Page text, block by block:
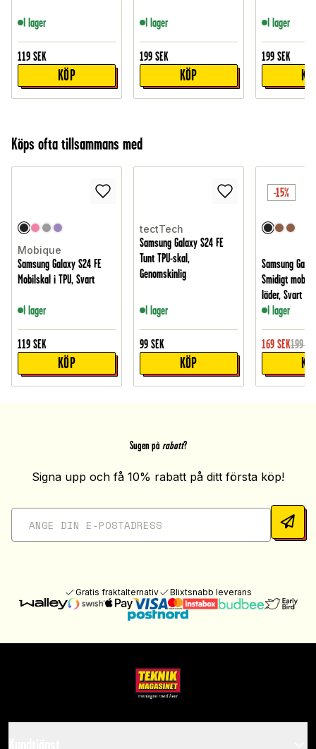
I lager
119 SEK
KÖP
I lager
199 SEK
KÖP
I lager
199 SEK
Köps ofta tillsammans med
Mobique
Samsung Galaxy S24 FE
Mobilskal i TPU, Svart
I lager
119 SEK
KÖP
tectTech
Samsung Galaxy S24 FE
Tunt TPU-skal,
Genomskinlig
I lager
99 SEK
KÖP
-15%
Samsung
Smidigt
läder, Svart
I lager
169 SEK199
Sugen på rabatt?
Signa upp och få 10% rabatt på ditt första köp!
Gratis fraktalternativ Blixtsnabb leverans